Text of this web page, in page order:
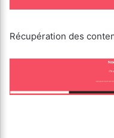
Récupération des